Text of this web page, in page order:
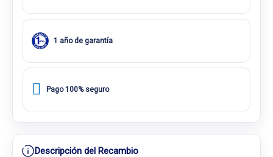
1 año de garantía
Pago 100% seguro
Descripción del Recambio